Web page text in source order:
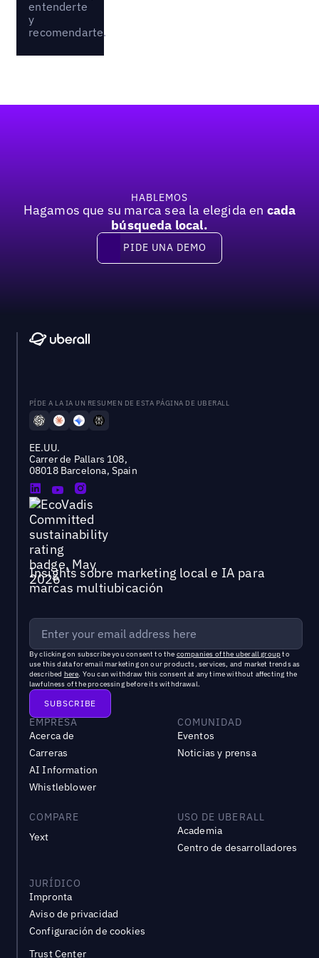
entenderte
y
recomendarte.
HABLEMOS
Hagamos que su marca sea la elegida en cada
búsqueda local.
Pide una demo
PIDE UNA DEMO
PÍDE A LA IA UN RESUMEN DE ESTA PÁGINA DE UBERALL
EE.UU.
Carrer de Pallars 108,
08018 Barcelona, Spain
Insights sobre marketing local e IA para
marcas multiubicación
By clicking on subscribe you consent to the companies of the uberall groupto
use this data for email marketing on our products, services, and market trends as
described here. You can withdraw this consent at any time without affecting the
lawfulness of the processing before its withdrawal.
EMPRESA
Acerca de
Carreras
AI Information
Whistleblower
COMUNIDAD
Eventos
Noticias y prensa
COMPARE
Yext
USO DE UBERALL
Academia
Centro de desarrolladores
JURÍDICO
Impronta
Aviso de privacidad
Configuración de cookies
Trust Center